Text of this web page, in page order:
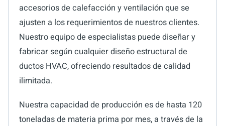
accesorios de calefacción y ventilación que se
ajusten a los requerimientos de nuestros clientes.
Nuestro equipo de especialistas puede diseñar y
fabricar según cualquier diseño estructural de
ductos HVAC, ofreciendo resultados de calidad
ilimitada.
Nuestra capacidad de producción es de hasta 120
toneladas de materia prima por mes, a través de la